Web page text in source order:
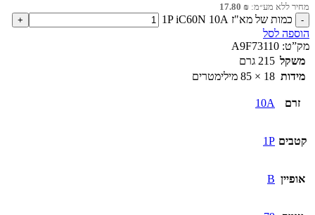
מחיר ללא מע״מ: 17.80 ₪
כמות של מא"ז 1P iC60N 10A
הוספה לסל
מק”ט: A9F73110
משקל 215 גרם
מידות 18 × 85 מילימטרים
זרם 10A
קטבים 1P
אופיין B